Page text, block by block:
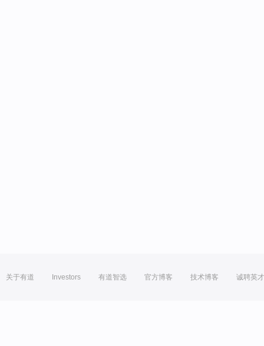
关于有道 Investors 有道智选 官方博客 技术博客 诚聘英才